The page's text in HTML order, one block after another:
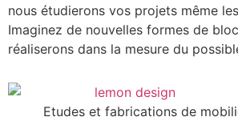
nous étudierons vos projets même
Imaginez de nouvelles formes de
réaliserons dans la mesure du
Etudes et fabrications de